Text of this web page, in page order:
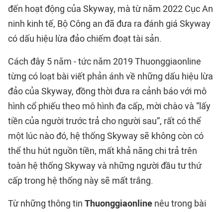
đến hoạt động của Skyway, mà từ năm 2022 Cục An
ninh kinh tế, Bộ Công an đã đưa ra đánh giá Skyway
có dấu hiệu lừa đảo chiếm đoạt tài sản.
Cách đây 5 năm - tức năm 2019 Thuonggiaonline
từng có loạt bài viết phản ánh về những dấu hiệu lừa
đảo của Skyway, đồng thời đưa ra cảnh báo với mô
hình cổ phiếu theo mô hình đa cấp, mời chào và “lấy
tiền của người trước trả cho người sau”, rất có thể
một lúc nào đó, hệ thống Skyway sẽ không còn có
thể thu hút nguồn tiền, mất khả năng chi trả trên
toàn hệ thống Skyway và những người đầu tư thứ
cấp trong hệ thống này sẽ mất trắng.
Từ những thông tin Thuonggiaonline nêu trong bài